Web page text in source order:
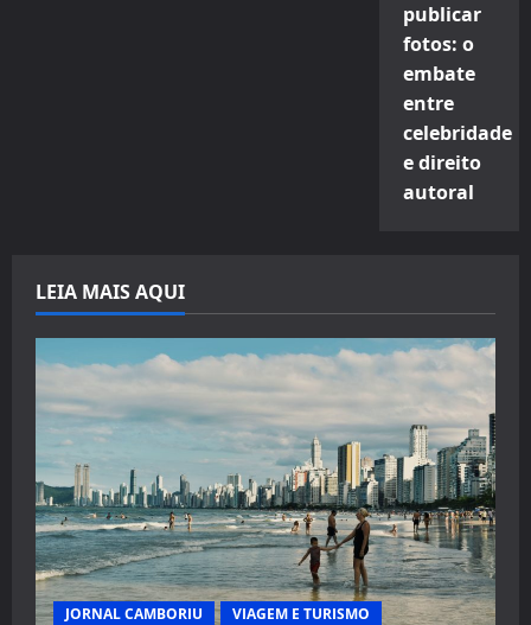
publicar
fotos: o
embate
entre
celebridade
e direito
autoral
LEIA MAIS AQUI
JORNAL CAMBORIU VIAGEM E TURISMO